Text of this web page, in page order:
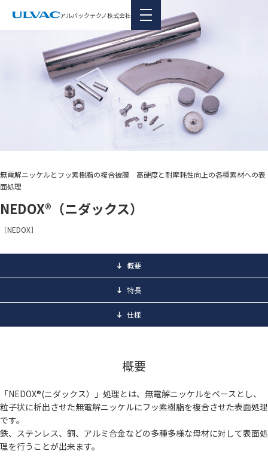
アルバックテクノ株式会社
無電解ニッケルとフッ素樹脂の複合被膜 高硬度と耐摩耗性向上の各種素材への表
面処理
NEDOX®（ニダックス）
［NEDOX］
概要
特長
仕様
概要
「NEDOX®(ニダックス）」処理とは、無電解ニッケルをベースとし、
粒子状に析出させた無電解ニッケルにフッ素樹脂を複合させた表面処理
です。
鉄、ステンレス、銅、アルミ合金などの多種多様な母材に対して表面処
理を行うことが出来ます。